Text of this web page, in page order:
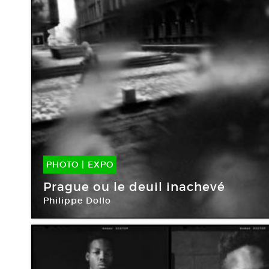
PHOTO | EXPO
09 Sep -01 Nov 2015
Prague ou le deuil inachevé
Philippe Dollo